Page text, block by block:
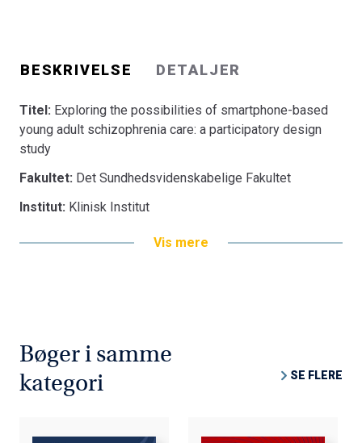
BESKRIVELSE DETALJER
Titel: Exploring the possibilities of smartphone-based
young adult schizophrenia care: a participatory design
study
Fakultet: Det Sundhedsvidenskabelige Fakultet
Institut: Klinisk Institut
Vis mere
Bøger i samme
kategori
SE FLERE